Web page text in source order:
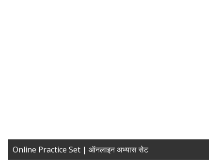
Online Practice Set | ऑनलाइन अभ्यास सेट